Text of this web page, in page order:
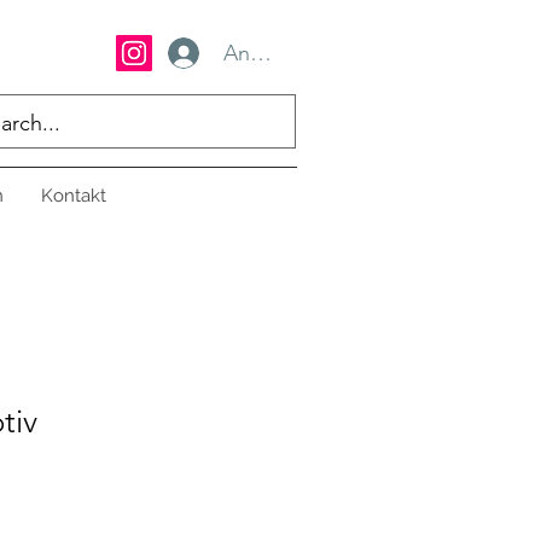
Anmelden
Kontakt